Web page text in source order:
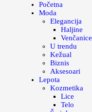
Početna
Moda
Elegancija
Haljine
Venčanice
U trendu
Kežual
Biznis
Aksesoari
Lepota
Kozmetika
Lice
Telo
Kuhinja
Magazin